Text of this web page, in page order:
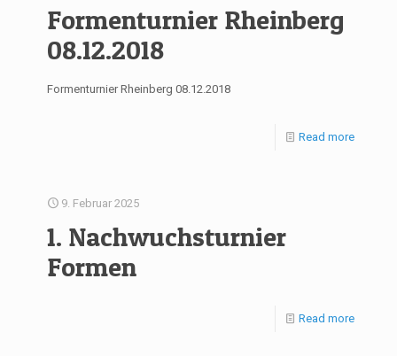
Formenturnier Rheinberg
08.12.2018
Formenturnier Rheinberg 08.12.2018
Read more
9. Februar 2025
1. Nachwuchsturnier
Formen
Read more